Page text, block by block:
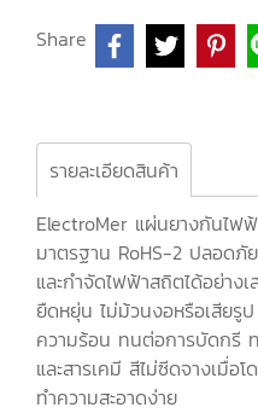
Share
รายละเอียดสินค้า
ElectroMer แผ่นยางกันไฟ
มาตรฐาน RoHS-2 ปลอดภั
และกำจัดไฟฟ้าสถิตได้อย่าง
ยืดหยุ่น ไม่ม้วนงอหรือเสีย
ความร้อน ทนต่อการบัดกรี
และสารเคมี สีไม่ซีดจางเมื่
ทำความสะอาดง่าย